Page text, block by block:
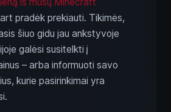
pradėk prekiauti. Tikimės,
šiuo gidu jau ankstyvoje
galėsi susitelkti į
– arba informuoti savo
kurie pasirinkimai yra